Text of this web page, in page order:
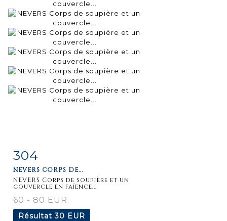
Fiche
détaillée
304
NEVERS CORPS DE...
NEVERS Corps de soupière et un
couvercle en faïence...
60 - 80 EUR
Résultat30 EUR